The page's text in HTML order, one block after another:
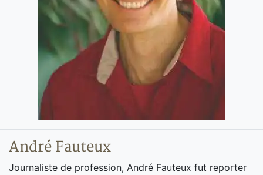
André Fauteux
Journaliste de profession, André Fauteux fut reporter